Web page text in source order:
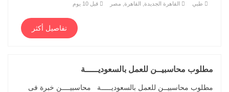
طبي القاهرة الجديدة, القاهرة, مصر قبل 10 يوم
تفاصيل أكثر
مطلوب محاسبيــن للعمل بالسعوديـــــة
مطلوب محاسبيــن للعمل بالسعوديـــــة محاسبيــــن خبرة فى